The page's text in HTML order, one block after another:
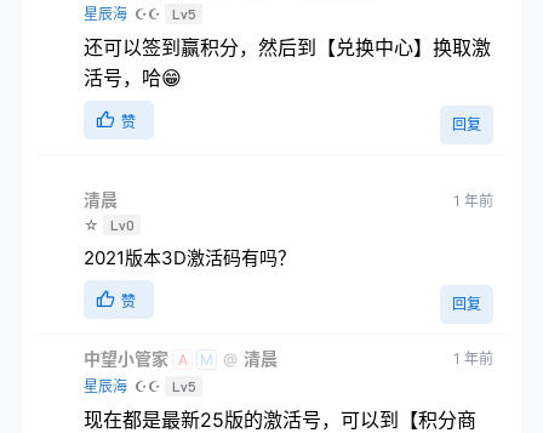
星辰海 ☪☪ Lv5
还可以签到赢积分，然后到【兑换中心】换取激
活号，哈😁
赞 回复
清晨
☆ Lv0
1 年前
2021版本3D激活码有吗？
赞 回复
中望小管家 A M @ 清晨
星辰海 ☪☪ Lv5
1 年前
现在都是最新25版的激活号，可以到【积分商